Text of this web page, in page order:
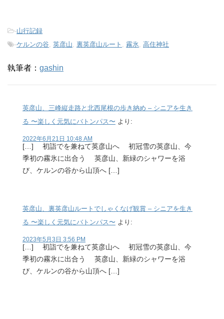
-山行記録
-ケルンの谷 英彦山 裏英彦山ルート 霧氷 高住神社
執筆者： gashin
英彦山、三峰縦走路と北西尾根の歩き納め – シニアを生き
る 〜楽しく元気にバトンパス〜 より:
2022年6月21日 10:48 AM
[…] 初詣でを兼ねて英彦山へ 初冠雪の英彦山、今
季初の霧氷に出合う 英彦山、新緑のシャワーを浴
び、ケルンの谷から山頂へ […]
英彦山、裏英彦山ルートでしゃくなげ観賞 – シニアを生き
る 〜楽しく元気にバトンパス〜 より:
2023年5月3日 3:56 PM
[…] 初詣でを兼ねて英彦山へ 初冠雪の英彦山、今
季初の霧氷に出合う 英彦山、新緑のシャワーを浴
び、ケルンの谷から山頂へ […]